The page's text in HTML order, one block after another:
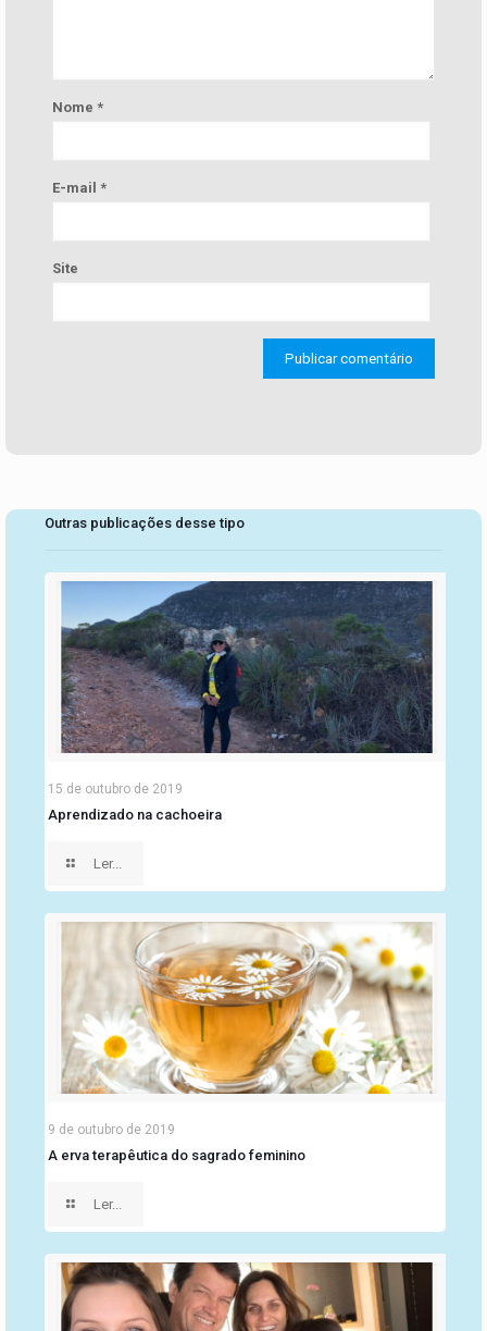
Nome *
E-mail *
Site
Outras publicações desse tipo
15 de outubro de 2019
Aprendizado na cachoeira
Ler...
9 de outubro de 2019
A erva terapêutica do sagrado feminino
Ler...